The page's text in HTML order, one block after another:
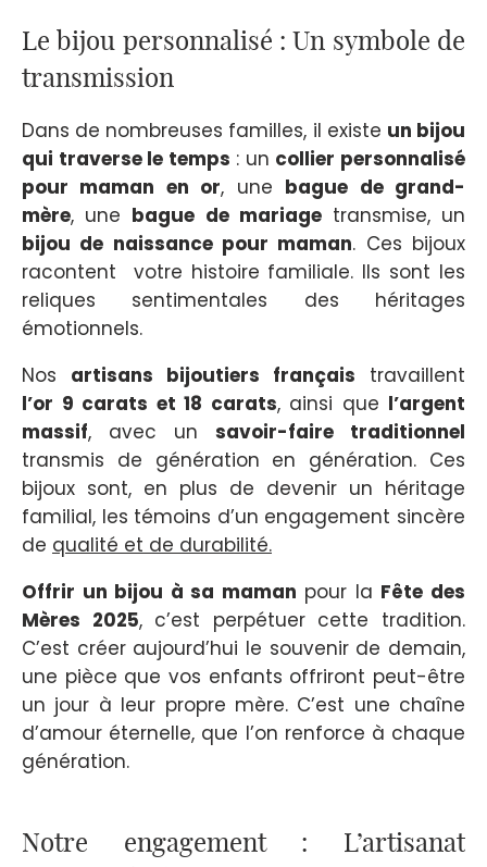
Le bijou personnalisé : Un symbole de
transmission
Dans de nombreuses familles, il existe un bijou
qui traverse le temps : un collier personnalisé
pour maman en or, une bague de grand-
mère, une bague de mariagetransmise, un
bijou de naissance pour maman. Ces bijoux
racontent votre histoire familiale. Ils sont les
reliques sentimentales des héritages
émotionnels.
Nos artisans bijoutiers français travaillent
l’or 9 carats et 18 carats, ainsi que l’argent
massif, avec un savoir-faire traditionnel
transmis de génération en génération. Ces
bijoux sont, en plus de devenir un héritage
familial, les témoins d’un engagement sincère
de qualité et de durabilité.
Offrir un bijou à sa maman pour la Fête des
Mères 2025, c’est perpétuer cette tradition.
C’est créer aujourd’hui le souvenir de demain,
une pièce que vos enfants offriront peut-être
un jour à leur propre mère. C’est une chaîne
d’amour éternelle, que l’on renforce à chaque
génération.
Notre engagement : L’artisanat